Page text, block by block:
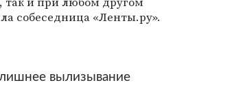
собеседница «Ленты.ру».
вылизывание